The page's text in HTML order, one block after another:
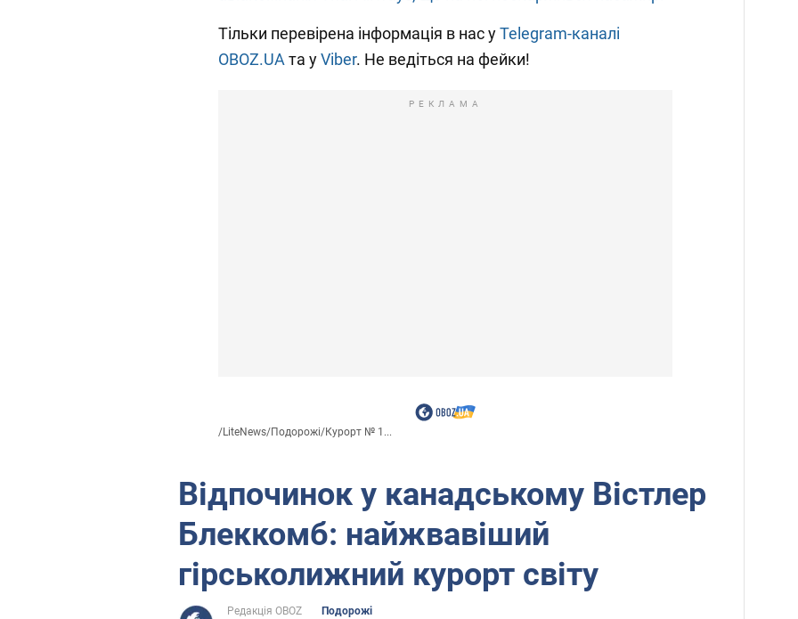
Тільки перевірена інформація в нас уTelegram-каналі
OBOZ.UAта уViber. Не ведіться на фейки!
РЕКЛАМА
/LiteNews/Подорожі/Курорт № 1...
Відпочинок у канадському Вістлер
Блеккомб: найжвавіший
гірськолижний курорт світу
Редакція OBOZ
Подорожі